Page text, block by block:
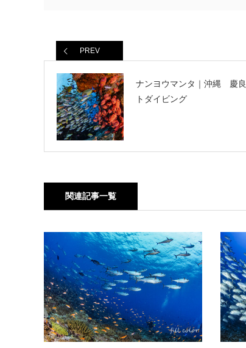
PREV
ナンヨウマンタ｜沖縄 慶
トダイビング
関連記事一覧